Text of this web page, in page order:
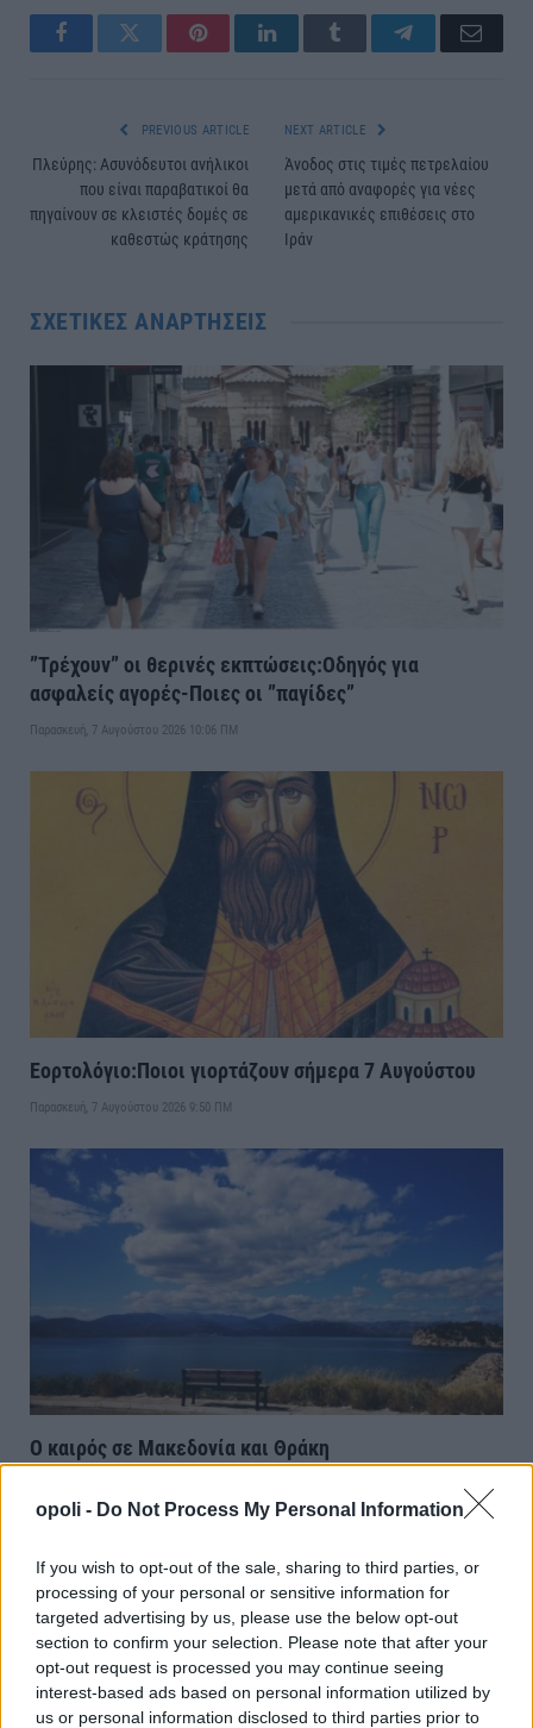
opoli - Do Not Process My Personal Information
If you wish to opt-out of the sale, sharing to third parties, or
processing of your personal or sensitive information for
targeted advertising by us, please use the below opt-out
section to confirm your selection. Please note that after your
opt-out request is processed you may continue seeing
interest-based ads based on personal information utilized by
us or personal information disclosed to third parties prior to
FacebookTwitter PinterestLinkedInTumblr TelegramEmail
PREVIOUS ARTICLE
Πλεύρης: Ασυνόδευτοι ανήλικοι
που είναι παραβατικοί θα
πηγαίνουν σε κλειστές δομές σε
καθεστώς κράτησης
NEXT ARTICLE
Άνοδος στις τιμές πετρελαίου
μετά από αναφορές για νέες
αμερικανικές επιθέσεις στο
Ιράν
ΣΧΕΤΙΚΈΣ ΑΝΑΡΤΉΣΕΙΣ
”Τρέχουν” οι θερινές εκπτώσεις:Οδηγός για
ασφαλείς αγορές-Ποιες οι ”παγίδες”
Παρασκευή, 7 Αυγούστου 2026 10:06 ΠΜ
Εορτολόγιο:Ποιοι γιορτάζουν σήμερα 7 Αυγούστου
Παρασκευή, 7 Αυγούστου 2026 9:50 ΠΜ
Ο καιρός σε Μακεδονία και Θράκη